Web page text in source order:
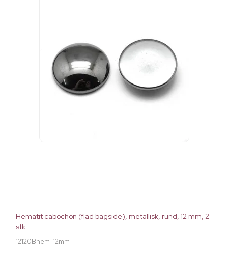
Hematit cabochon (flad bagside), metallisk, rund, 12 mm, 2
stk.
12120Bhem-12mm